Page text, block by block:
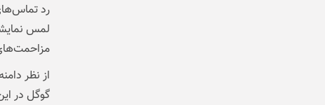
رد
لمس
گوگل در